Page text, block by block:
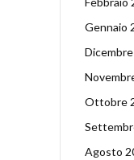
Gennaio
Ottobre
Agosto